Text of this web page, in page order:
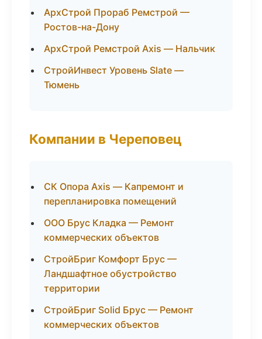
АрхСтрой Прораб Ремстрой —
Ростов-на-Дону
АрхСтрой Ремстрой Axis — Нальчик
СтройИнвест Уровень Slate —
Тюмень
Компании в Череповец
СК Опора Axis — Капремонт и
перепланировка помещений
ООО Брус Кладка — Ремонт
коммерческих объектов
СтройБриг Комфорт Брус —
Ландшафтное обустройство
территории
СтройБриг Solid Брус — Ремонт
коммерческих объектов